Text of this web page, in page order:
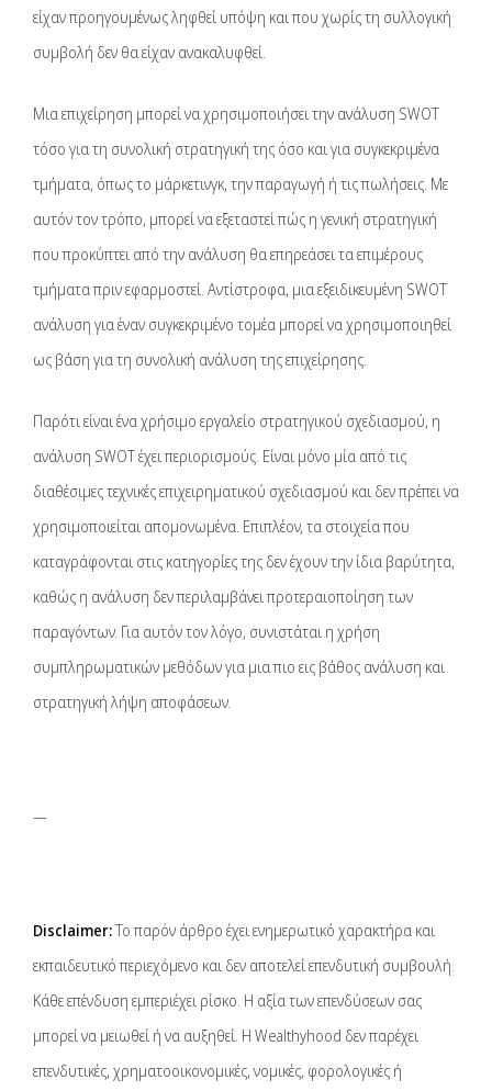
είχαν προηγουμένως ληφθεί υπόψη και που χωρίς τη συλλογική
συμβολή δεν θα είχαν ανακαλυφθεί.
Μια επιχείρηση μπορεί να χρησιμοποιήσει την ανάλυση SWOT
τόσο για τη συνολική στρατηγική της όσο και για συγκεκριμένα
τμήματα, όπως το μάρκετινγκ, την παραγωγή ή τις πωλήσεις. Με
αυτόν τον τρόπο, μπορεί να εξεταστεί πώς η γενική στρατηγική
που προκύπτει από την ανάλυση θα επηρεάσει τα επιμέρους
τμήματα πριν εφαρμοστεί. Αντίστροφα, μια εξειδικευμένη SWOT
ανάλυση για έναν συγκεκριμένο τομέα μπορεί να χρησιμοποιηθεί
ως βάση για τη συνολική ανάλυση της επιχείρησης.
Παρότι είναι ένα χρήσιμο εργαλείο στρατηγικού σχεδιασμού, η
ανάλυση SWOT έχει περιορισμούς. Είναι μόνο μία από τις
διαθέσιμες τεχνικές επιχειρηματικού σχεδιασμού και δεν πρέπει να
χρησιμοποιείται απομονωμένα. Επιπλέον, τα στοιχεία που
καταγράφονται στις κατηγορίες της δεν έχουν την ίδια βαρύτητα,
καθώς η ανάλυση δεν περιλαμβάνει προτεραιοποίηση των
παραγόντων. Για αυτόν τον λόγο, συνιστάται η χρήση
συμπληρωματικών μεθόδων για μια πιο εις βάθος ανάλυση και
στρατηγική λήψη αποφάσεων.
—
Disclaimer:Το παρόν άρθρο έχει ενημερωτικό χαρακτήρα και
εκπαιδευτικό περιεχόμενο και δεν αποτελεί επενδυτική συμβουλή.
Κάθε επένδυση εμπεριέχει ρίσκο. Η αξία των επενδύσεων σας
μπορεί να μειωθεί ή να αυξηθεί. Η Wealthyhood δεν παρέχει
επενδυτικές, χρηματοοικονομικές, νομικές, φορολογικές ή